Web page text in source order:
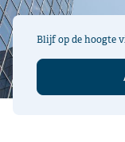
Blijf op de hoogte